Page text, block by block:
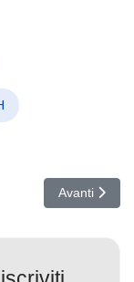
Il Natale 2024
Articolo
Avanti